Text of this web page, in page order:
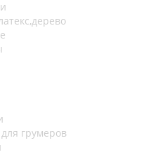
грумеров